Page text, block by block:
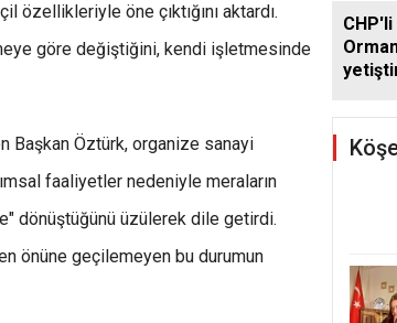
özellikleriyle öne çıktığını aktardı.
göre değiştiğini, kendi işletmesinde
Başkan Öztürk, organize sanayi
faaliyetler nedeniyle meraların
dönüştüğünü üzülerek dile getirdi.
önüne geçilemeyen bu durumun